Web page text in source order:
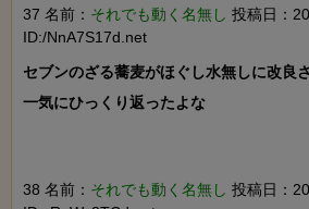
37 名前： それでも動く名無し 投稿日：
ID:/NnA7S17d.net
セブンのざる蕎麦がほぐし水無しに改良
一気にひっくり返ったよな
38 名前： それでも動く名無し 投稿日：